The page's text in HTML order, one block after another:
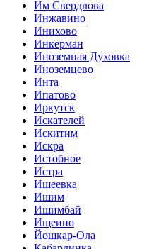
Им Свердлова
Инжавино
Инихово
Инкерман
Иноземная Духовка
Иноземцево
Инта
Ипатово
Иркутск
Искателей
Искитим
Искра
Истобное
Истра
Ишеевка
Ишим
Ишимбай
Ищеино
Йошкар-Ола